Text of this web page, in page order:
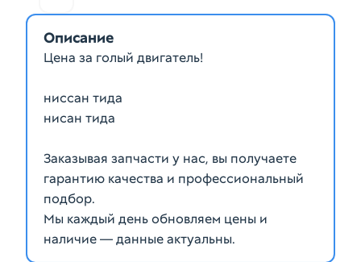
Описание
Цена за голый двигатель!
ниссан тида
нисан тида
Заказывая запчасти у нас, вы получаете
гарантию качества и профессиональный
подбор.
Мы каждый день обновляем цены и
наличие — данные актуальны.